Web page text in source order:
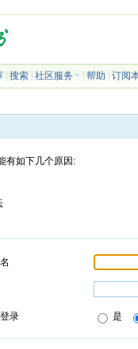
| 搜索| 社区服务 帮助
订阅
有如下几个原因:
录 是